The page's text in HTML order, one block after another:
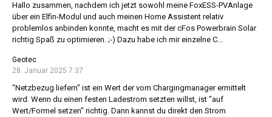
Hallo zusammen, nachdem ich jetzt sowohl meine FoxESS-PVAnlage
über ein Elfin-Modul und auch meinen Home Assistent relativ
problemlos anbinden konnte, macht es mit der cFos Powerbrain Solar
richtig Spaß zu optimieren. ;-) Dazu habe ich mir einzelne C...
Geotec
28. Januar 2025 7:37
"Netzbezug liefern" ist ein Wert der vom Chargingmanager ermittelt
wird. Wenn du einen festen Ladestrom setzten willst, ist "auf
Wert/Formel setzen" richtig. Dann kannst du direkt den Strom